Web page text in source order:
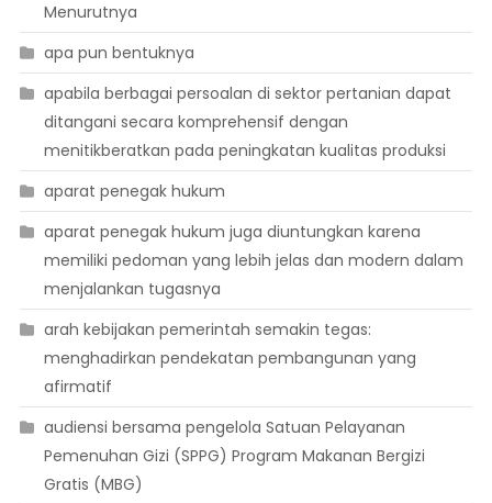
Menurutnya
apa pun bentuknya
apabila berbagai persoalan di sektor pertanian dapat
ditangani secara komprehensif dengan
menitikberatkan pada peningkatan kualitas produksi
aparat penegak hukum
aparat penegak hukum juga diuntungkan karena
memiliki pedoman yang lebih jelas dan modern dalam
menjalankan tugasnya
arah kebijakan pemerintah semakin tegas:
menghadirkan pendekatan pembangunan yang
afirmatif
audiensi bersama pengelola Satuan Pelayanan
Pemenuhan Gizi (SPPG) Program Makanan Bergizi
Gratis (MBG)